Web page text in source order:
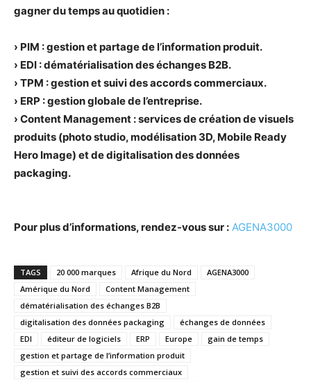
gagner du temps au quotidien :
› PIM : gestion et partage de l’information produit.
› EDI : dématérialisation des échanges B2B.
› TPM : gestion et suivi des accords commerciaux.
› ERP : gestion globale de l’entreprise.
› Content Management : services de création de visuels
produits (photo studio, modélisation 3D, Mobile Ready
Hero Image) et de digitalisation des données
packaging.
Pour plus d’informations, rendez-vous sur : AGENA3000
TAGS 20 000 marques Afrique du Nord
AGENA3000
Amérique du Nord
Content Management
dématérialisation des échanges B2B
digitalisation des données packaging
échanges de données
EDI
éditeur de logiciels ERP Europe
gain de temps
gestion et partage de l’information produit
gestion et suivi des accords commerciaux